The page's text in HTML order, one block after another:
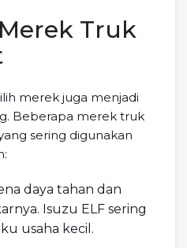
Truk
merek juga menjadi
Beberapa merek truk
sering digunakan
daya tahan dan
Isuzu ELF sering
usaha kecil.